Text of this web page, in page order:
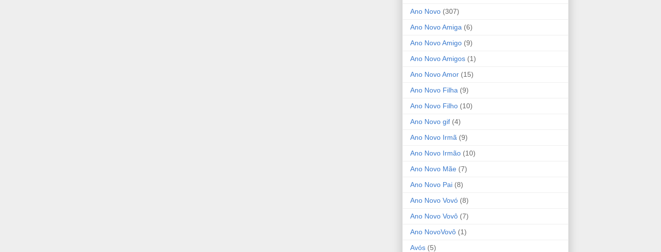
Ano Novo (307)
Ano Novo Amiga (6)
Ano Novo Amigo (9)
Ano Novo Amigos (1)
Ano Novo Amor (15)
Ano Novo Filha (9)
Ano Novo Filho (10)
Ano Novo gif (4)
Ano Novo Irmã (9)
Ano Novo Irmão (10)
Ano Novo Mãe (7)
Ano Novo Pai (8)
Ano Novo Vovó (8)
Ano Novo Vovô (7)
Ano NovoVovô (1)
Avós (5)